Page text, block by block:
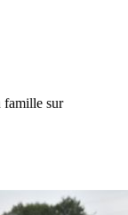
famille sur